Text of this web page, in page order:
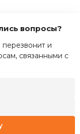
вопросы?
и
связанными с